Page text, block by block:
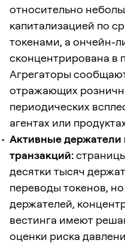
относительно
капитализацией по
токенами, а ончейн-
сконцентрирована в
Агрегаторы
отражающих
периодических
агентах или
Активные держатели
транзакций:
десятки тысяч
переводы токенов,
держателей,
вестинга имеют
оценки риска